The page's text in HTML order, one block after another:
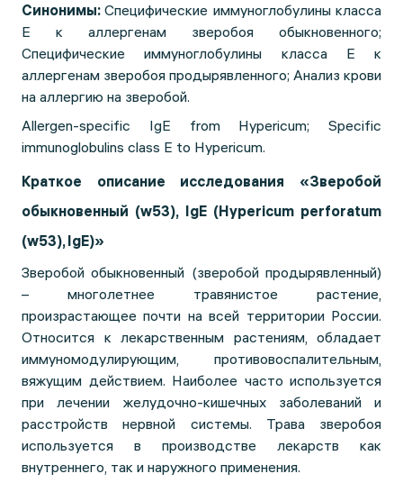
Синонимы:Специфические иммуноглобулины класса
Е к аллергенам зверобоя обыкновенного;
Специфические иммуноглобулины класса Е к
аллергенам зверобоя продырявленного; Анализ крови
на аллергию на зверобой.
Allergen-specific IgE from Hypericum; Specific
immunoglobulins class E to Hypericum.
Краткое описание исследования «Зверобой
обыкновенный (w53), IgE(Hypericum perforatum
(w53),IgE)»
Зверобой обыкновенный (зверобой продырявленный)
– многолетнее травянистое растение,
произрастающее почти на всей территории России.
Относится к лекарственным растениям, обладает
иммуномодулирующим, противовоспалительным,
вяжущим действием. Наиболее часто используется
при лечении желудочно-кишечных заболеваний и
расстройств нервной системы. Трава зверобоя
используется в производстве лекарств как
внутреннего, так и наружного применения.